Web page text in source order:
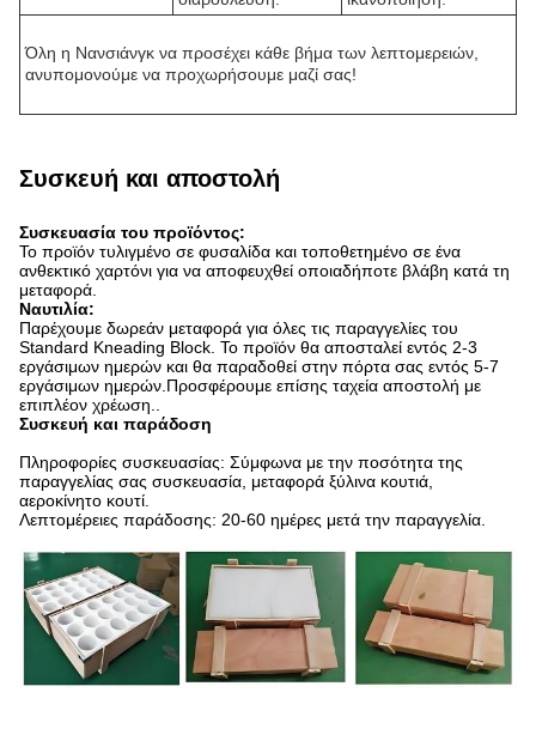
Όλη η Νανσιάνγκ να προσέχει κάθε βήμα των λεπτομερειών,
ανυπομονούμε να προχωρήσουμε μαζί σας!
Συσκευή και αποστολή
Συσκευασία του προϊόντος:
Το προϊόν τυλιγμένο σε φυσαλίδα και τοποθετημένο σε ένα
ανθεκτικό χαρτόνι για να αποφευχθεί οποιαδήποτε βλάβη κατά τη
μεταφορά.
Ναυτιλία:
Παρέχουμε δωρεάν μεταφορά για όλες τις παραγγελίες του
Standard Kneading Block. Το προϊόν θα αποσταλεί εντός 2-3
εργάσιμων ημερών και θα παραδοθεί στην πόρτα σας εντός 5-7
εργάσιμων ημερών.Προσφέρουμε επίσης ταχεία αποστολή με
επιπλέον χρέωση..
Συσκευή και παράδοση
Πληροφορίες συσκευασίας: Σύμφωνα με την ποσότητα της
παραγγελίας σας συσκευασία, μεταφορά ξύλινα κουτιά,
αεροκίνητο κουτί.
Λεπτομέρειες παράδοσης: 20-60 ημέρες μετά την παραγγελία.